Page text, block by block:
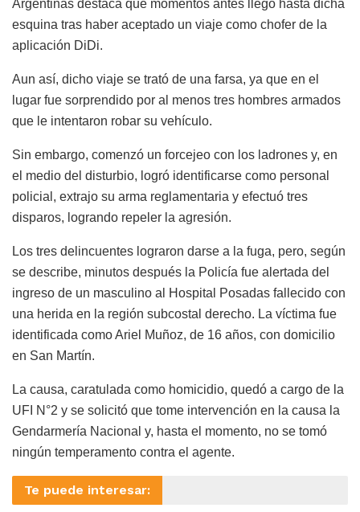
Argentinas destaca que momentos antes llegó hasta dicha
esquina tras haber aceptado un viaje como chofer de la
aplicación DiDi.
Aun así, dicho viaje se trató de una farsa, ya que en el
lugar fue sorprendido por al menos tres hombres armados
que le intentaron robar su vehículo.
Sin embargo, comenzó un forcejeo con los ladrones y, en
el medio del disturbio, logró identificarse como personal
policial, extrajo su arma reglamentaria y efectuó tres
disparos, logrando repeler la agresión.
Los tres delincuentes lograron darse a la fuga, pero, según
se describe, minutos después la Policía fue alertada del
ingreso de un masculino al Hospital Posadas fallecido con
una herida en la región subcostal derecho. La víctima fue
identificada como Ariel Muñoz, de 16 años, con domicilio
en San Martín.
La causa, caratulada como homicidio, quedó a cargo de la
UFI N°2 y se solicitó que tome intervención en la causa la
Gendarmería Nacional y, hasta el momento, no se tomó
ningún temperamento contra el agente.
Te puede interesar: